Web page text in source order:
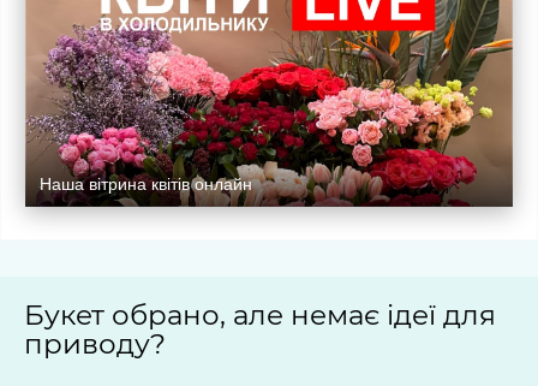
Наша вітрина квітів онлайн
Букет обрано, але немає ідеї для
приводу?